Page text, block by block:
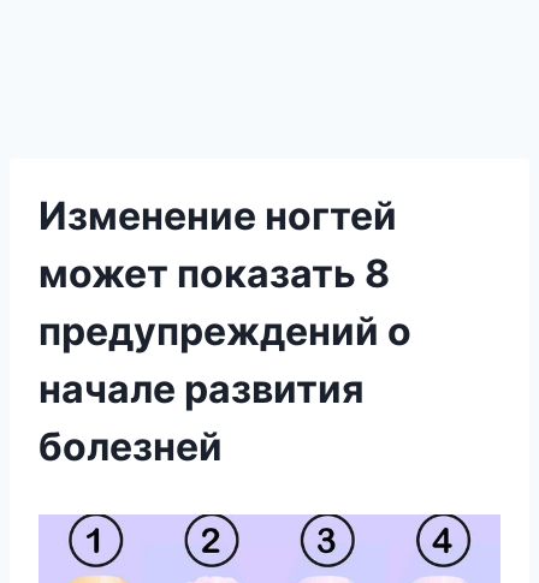
Изменение ногтей
может показать 8
предупреждений о
начале развития
болезней